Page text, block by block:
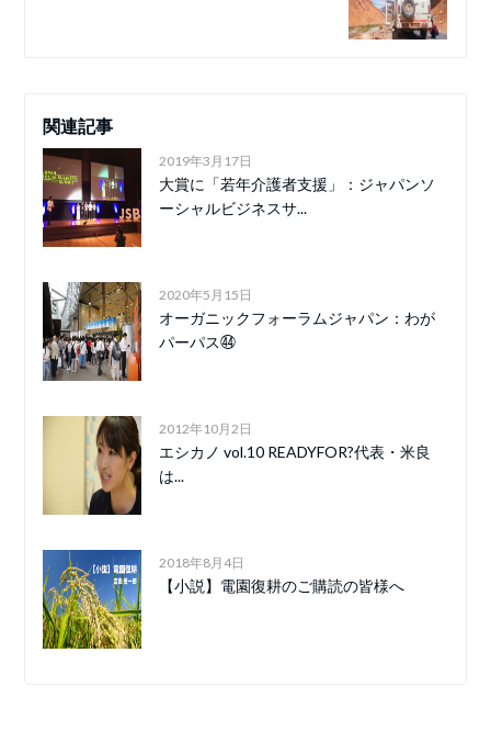
関連記事
2019年3月17日
大賞に「若年介護者支援」：ジャパンソ
ーシャルビジネスサ...
2020年5月15日
オーガニックフォーラムジャパン：わが
パーパス㊹
2012年10月2日
エシカノ vol.10 READYFOR?代表・米良
は...
2018年8月4日
【小説】電園復耕のご購読の皆様へ